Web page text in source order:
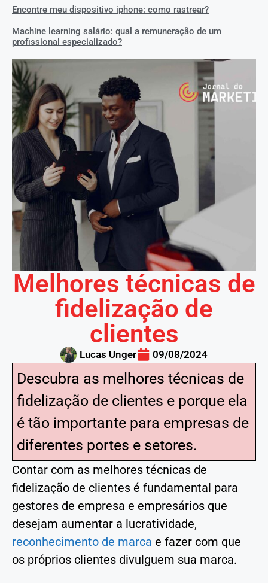
Encontre meu dispositivo iphone: como rastrear?
Machine learning salário: qual a remuneração de um
profissional especializado?
Melhores técnicas de
fidelização de
clientes
Lucas Unger 09/08/2024
Descubra as melhores técnicas de
fidelização de clientes e porque ela
é tão importante para empresas de
diferentes portes e setores.
Contar com as melhores técnicas de
fidelização de clientes é fundamental para
gestores de empresa e empresários que
desejam aumentar a lucratividade,
reconhecimento de marca e fazer com que
os próprios clientes divulguem sua marca.